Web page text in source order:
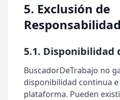
5. Exclusión de
5.1. Disponibilidad
BuscadorDeTrabajo no
disponibilidad continua
plataforma. Pueden